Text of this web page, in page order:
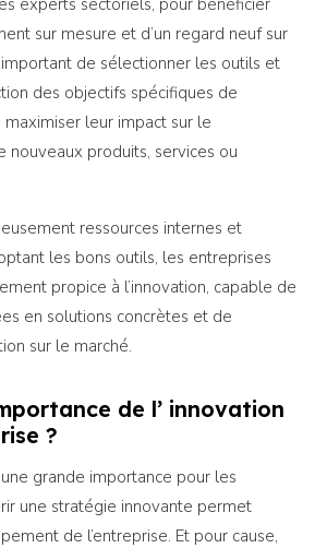
sur mesure et d’un regard neuf sur
de sélectionner les outils et
des objectifs spécifiques de
maximiser leur impact sur le
produits, services ou
ressources internes et
les bons outils, les entreprises
propice à l’innovation, capable de
en solutions concrètes et de
sur le marché.
de l’ innovation
?
grande importance pour les
une stratégie innovante permet
de l’entreprise. Et pour cause,